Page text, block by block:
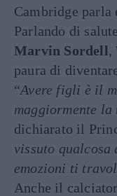
Cambridge parla
Parlando di
Marvin Sordell,
paura di
“Avere figli è il
maggiormente
dichiarato il
vissuto
emozioni ti
Anche il